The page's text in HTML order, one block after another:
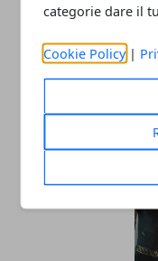
categorie dare il
Cookie Policy |
Recensione -
con Keanu